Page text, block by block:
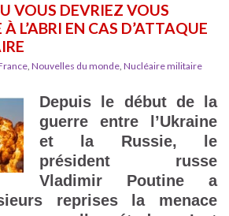
VOUS DEVRIEZ VOUS
L’ABRI EN CAS D’ATTAQUE
, Nouvelles du monde, Nucléaire militaire
Depuis le début de la
guerre entre l’Ukraine
et la Russie, le
président russe
Vladimir Poutine a
reprises la menace